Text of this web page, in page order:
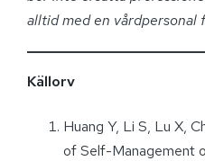
alltid med en
Källorv
Huang Y, Li S, Lu X,
of Self-Management